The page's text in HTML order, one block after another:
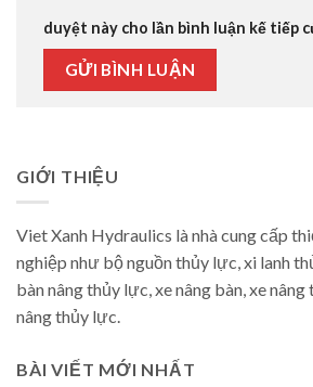
duyệt này cho lần bình luận kế tiếp
GIỚI THIỆU
Viet Xanh Hydraulics là nhà cung cấp
nghiệp như bộ nguồn thủy lực, xi lanh
bàn nâng thủy lực, xe nâng bàn, xe nâng
nâng thủy lực.
BÀI VIẾT MỚI NHẤT